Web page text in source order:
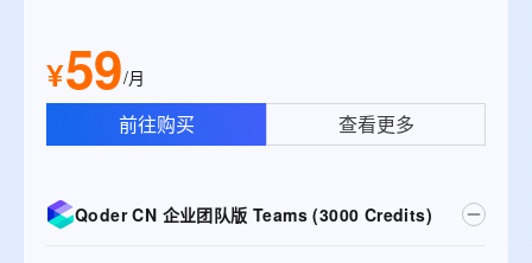
¥59/月
前往购买 查看更多
Qoder CN 企业团队版 Teams (3000 Credits)